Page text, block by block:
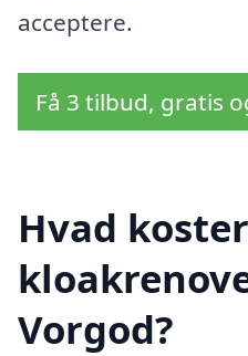
acceptere.
Få 3 tilbud, gratis
Hvad koster
Vorgod?